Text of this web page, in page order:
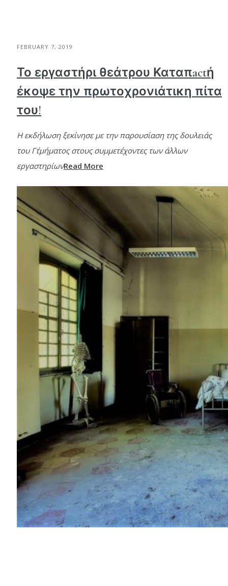
FEBRUARY 7, 2019
Το εργαστήρι θεάτρου Καταπactή
έκοψε την πρωτοχρονιάτικη πίτα
του!
Η εκδήλωση ξεκίνησε με την παρουσίαση της δουλειάς
του Γ΄τμήματος στους συμμετέχοντες των άλλων
εργαστηρίωνRead More